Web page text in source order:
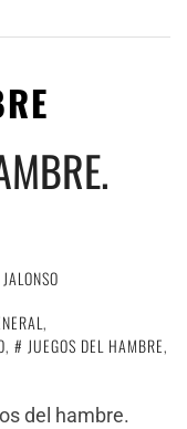
JALONSO
,
, JUEGOS DEL HAMBRE,
del hambre.